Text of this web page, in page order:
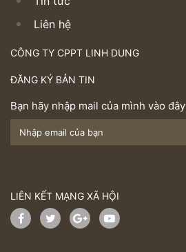
Liên hệ
CÔNG TY CPPT LINH DUNG
ĐĂNG KÝ BẢN TIN
Bạn hãy nhập mail của mình vào đây
LIÊN KẾT MẠNG XÃ HỘI